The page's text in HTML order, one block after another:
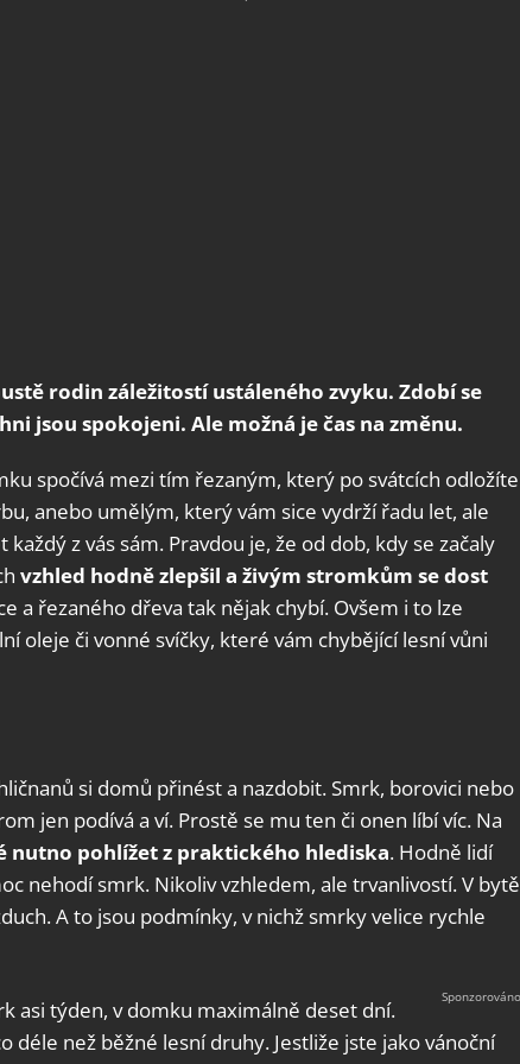
rodin záležitostí ustáleného zvyku. Zdobí se
jsou spokojeni. Ale možná je čas na změnu.
spočívá mezi tím řezaným, který po svátcích odložíte
anebo umělým, který vám sice vydrží řadu let, ale
z vás sám. Pravdou je, že od dob, kdy se začaly
vzhled hodně zlepšil a živým stromkům se dost
a řezaného dřeva tak nějak chybí. Ovšem i to lze
oleje či vonné svíčky, které vám chybějící lesní vůni
si domů přinést a nazdobit. Smrk, borovici nebo
jen podívá a ví. Prostě se mu ten či onen líbí víc. Na
nutno pohlížet z praktického hlediska. Hodně lidí
nehodí smrk. Nikoliv vzhledem, ale trvanlivostí. V bytě
A to jsou podmínky, v nichž smrky velice rychle
asi týden, v domku maximálně deset dní.
déle než běžné lesní druhy. Jestliže jste jako vánoční